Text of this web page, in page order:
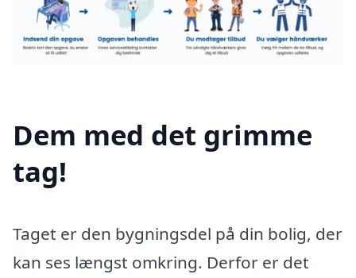
Dem med det grimme
tag!
Taget er den bygningsdel på din bolig, der
kan ses længst omkring. Derfor er det